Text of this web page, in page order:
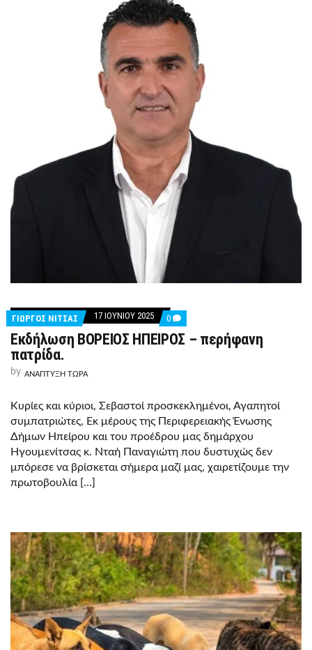
ΓΙΩΡΓΟΣ ΝΙΤΣΑΣ 17 ΙΟΥΝΊΟΥ 2025 0 COMMENTS
ON
ΕΚΔΉΛΩΣΗ
Εκδήλωση ΒΟΡΕΙΟΣ ΗΠΕΙΡΟΣ – περήφανη
πατρίδα.
by ΑΝΑΠΤΥΞΗ ΤΩΡΑ
Κυρίες και κύριοι, Σεβαστοί προσκεκλημένοι, Αγαπητοί
συμπατριώτες, Εκ μέρους της Περιφερειακής Ένωσης
Δήμων Ηπείρου και του προέδρου μας δημάρχου
Ηγουμενίτσας κ. Νταή Παναγιώτη που δυστυχώς δεν
μπόρεσε να βρίσκεται σήμερα μαζί μας, χαιρετίζουμε την
πρωτοβουλία […]